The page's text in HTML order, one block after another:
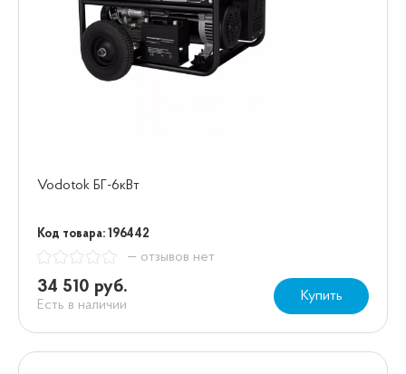
Vodotok БГ-6кВт
Код товара: 196442
— отзывов нет
34 510 руб.
Есть в наличии
Купить